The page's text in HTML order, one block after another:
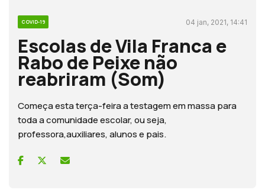
COVID-19 04 jan, 2021, 14:41
Escolas de Vila Franca e
Rabo de Peixe não
reabriram (Som)
Começa esta terça-feira a testagem em massa para
toda a comunidade escolar, ou seja,
professora,auxiliares, alunos e pais.